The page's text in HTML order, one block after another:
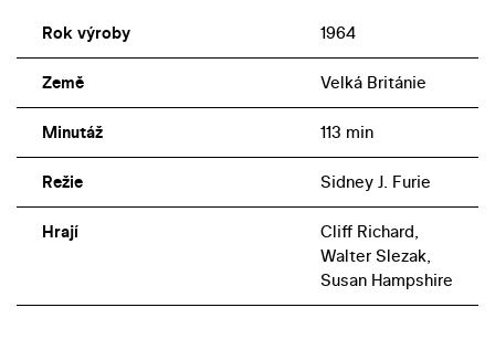
Rok výroby 1964
Země Velká Británie
Minutáž 113 min
Režie Sidney J. Furie
Hrají
Cliff Richard,
Walter Slezak,
Susan Hampshire